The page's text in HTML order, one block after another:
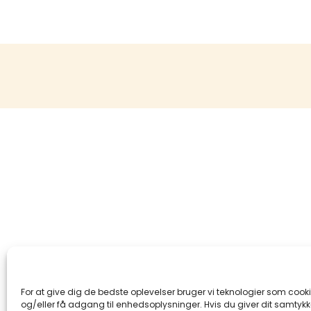
For at give dig de bedste oplevelser bruger vi teknologier som
og/eller få adgang til enhedsoplysninger. Hvis du giver dit